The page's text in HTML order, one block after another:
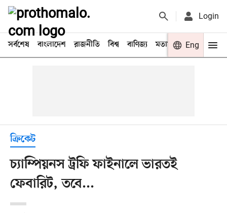
Login
সর্বশেষ বাংলাদেশ রাজনীতি বিশ্ব বাণিজ্য মতামত খেলা
Eng
ক্রিকেট
চ্যাম্পিয়নস ট্রফি ফাইনালে ভারতই
ফেবারিট, তবে...